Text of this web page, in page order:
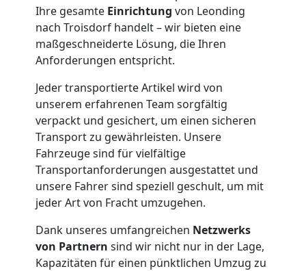
Ihre gesamte Einrichtung von Leonding
nach Troisdorf handelt – wir bieten eine
maßgeschneiderte Lösung, die Ihren
Anforderungen entspricht.
Jeder transportierte Artikel wird von
unserem erfahrenen Team sorgfältig
verpackt und gesichert, um einen sicheren
Transport zu gewährleisten. Unsere
Fahrzeuge sind für vielfältige
Transportanforderungen ausgestattet und
unsere Fahrer sind speziell geschult, um mit
jeder Art von Fracht umzugehen.
Dank unseres umfangreichen Netzwerks
von Partnern sind wir nicht nur in der Lage,
Kapazitäten für einen pünktlichen Umzug zu
Leonding
Möbeltransport
Leonding
Beiladung
Leonding
Mini